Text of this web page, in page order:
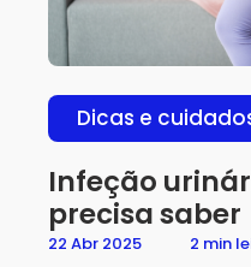
Dicas e
Infeção
precisa saber
22 Abr 2025
2 min